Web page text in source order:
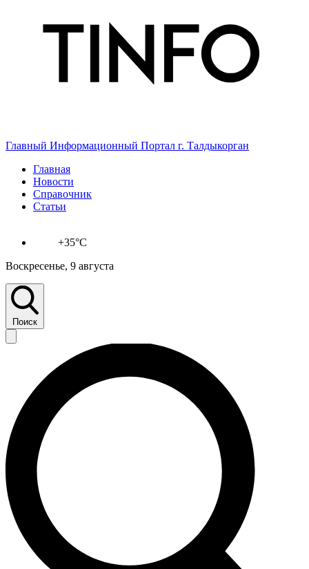
Главный Информационный Портал г. Талдыкорган
Главная
Новости
Справочник
Статьи
+35°C
Воскресенье, 9 августа
Поиск